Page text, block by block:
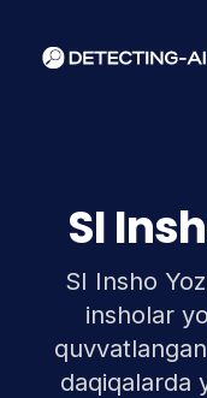
SI
SI Insho
insholar
daqiqalarda